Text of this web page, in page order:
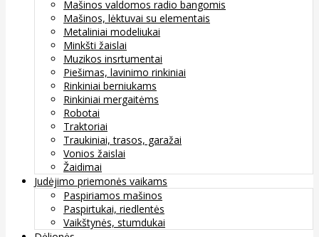
Mašinos valdomos radio bangomis
Mašinos, lėktuvai su elementais
Metaliniai modeliukai
Minkšti žaislai
Muzikos insrtumentai
Piešimas, lavinimo rinkiniai
Rinkiniai berniukams
Rinkiniai mergaitėms
Robotai
Traktoriai
Traukiniai, trasos, garažai
Vonios žaislai
Žaidimai
Judėjimo priemonės vaikams
Paspiriamos mašinos
Paspirtukai, riedlentės
Vaikštynės, stumdukai